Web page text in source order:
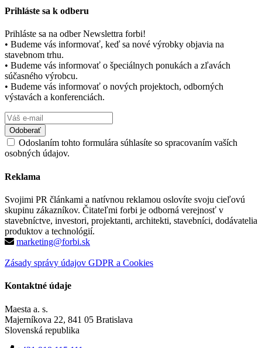
Prihláste sa k odberu
Prihláste sa na odber Newslettra forbi!
• Budeme vás informovať, keď sa nové výrobky objavia na
stavebnom trhu.
• Budeme vás informovať o špeciálnych ponukách a zľavách
súčasného výrobcu.
• Budeme vás informovať o nových projektoch, odborných
výstavách a konferenciách.
Odoslaním tohto formulára súhlasíte so spracovaním vaších
osobných údajov.
Reklama
Svojimi PR článkami a natívnou reklamou oslovíte svoju cieľovú
skupinu zákazníkov. Čitateľmi forbi je odborná verejnosť v
stavebníctve, investori, projektanti, architekti, stavebníci, dodávatelia
produktov a technológií.
marketing@forbi.sk
Zásady správy údajov GDPR a Cookies
Kontaktné údaje
Maesta a. s.
Majerníkova 22, 841 05 Bratislava
Slovenská republika